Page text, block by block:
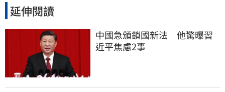
延伸閱讀
中國急頒鎖國新法　他驚曝習
近平焦慮2事